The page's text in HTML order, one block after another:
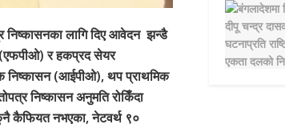
लागि दिए आवेदन झन्डै
(एफपीओ) र हकप्रद सेयर
निष्कासन (आईपीओ), थप प्राथमिक
निष्कासन अनुमति रोकिँदा
कैफियत नभएका, नेटवर्थ ९०